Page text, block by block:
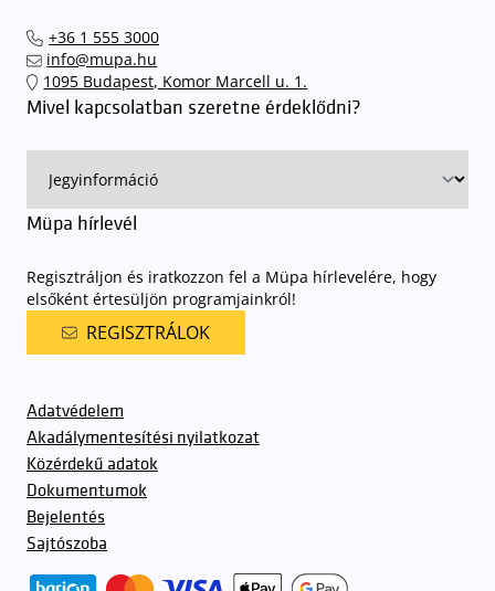
találhassák meg a legideálisabb parkolóhelyet és
érkezhessenek meg előadásainkra
sorompókat rendszámfelismerő automatika nyitja.
ingyenes azon vendégeink számára, akik egy aznapi fizetős
rendjének részletes leírásaelérhető itt.
+36 1 555 3000
info@mupa.hu
1095 Budapest, Komor Marcell u. 1.
Mivel kapcsolatban szeretne érdeklődni?
Müpa hírlevél
Regisztráljon és iratkozzon fel a Müpa hírlevelére, hogy
elsőként értesüljön programjainkról!
REGISZTRÁLOK
Adatvédelem
Akadálymentesítési nyilatkozat
Közérdekű adatok
Dokumentumok
Bejelentés
Sajtószoba